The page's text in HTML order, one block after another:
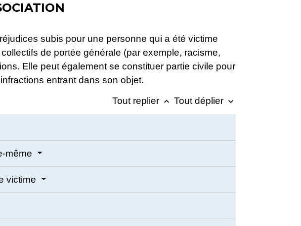
subis pour une personne qui a été victime
de portée générale (par exemple, racisme,
Elle peut également se constituer partie civile pour
entrant dans son objet.
Tout replier keyboard_arrow_up Tout déplier keyboard_arrow_down
même
victime